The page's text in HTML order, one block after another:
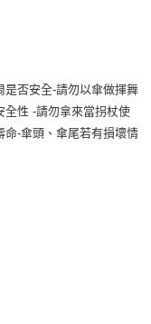
是否安全-請勿以傘做揮舞
全性 -請勿拿來當拐杖使
命-傘頭、傘尾若有損壞情